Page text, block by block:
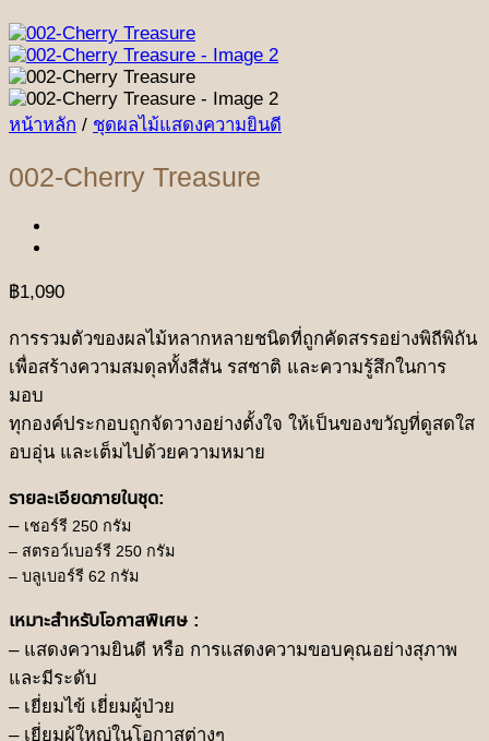
หน้าหลัก / ชุดผลไม้แสดงความยินดี
002-Cherry Treasure
฿1,090
การรวมตัวของผลไม้หลากหลายชนิดที่ถูกคัดสรรอย่างพิถีพิถัน
เพื่อสร้างความสมดุลทั้งสีสัน รสชาติ และความรู้สึกในการ
มอบ
ทุกองค์ประกอบถูกจัดวางอย่างตั้งใจ ให้เป็นของขวัญที่ดูสดใส
อบอุ่น และเต็มไปด้วยความหมาย
รายละเอียดภายในชุด:
– เชอร์รี 250 กรัม
– สตรอว์เบอร์รี 250 กรัม
– บลูเบอร์รี 62 กรัม
เหมาะสำหรับโอกาสพิเศษ :
– แสดงความยินดี หรือ การแสดงความขอบคุณอย่างสุภาพ
และมีระดับ
– เยี่ยมไข้ เยี่ยมผู้ป่วย
– เยี่ยมผู้ใหญ่ในโอกาสต่างๆ